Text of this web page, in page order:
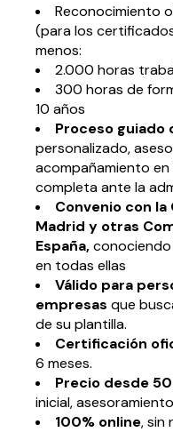
Reconocimiento
(para los
menos:
2.000 horas
300 horas de
10 años
Proceso guiado
personalizado,
acompañamiento
completa ante la
Convenio con
Madrid y otras
España,
en todas ellas
Válido para
empresas que
de su plantilla.
Certificación
6 meses.
Precio desde
inicial,
100% online, sin